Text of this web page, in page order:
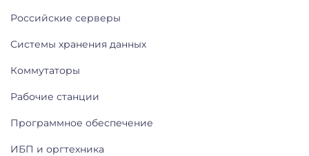
Российские серверы
Системы хранения данных
Коммутаторы
Рабочие станции
Программное обеспечение
ИБП и оргтехника